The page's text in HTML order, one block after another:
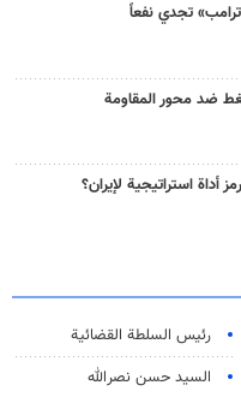
تجدي نفعاً
ضد محور المقاومة
استراتيجية لإيران؟
رئیس السلطة القضائیة
السيد حسن نصرالله